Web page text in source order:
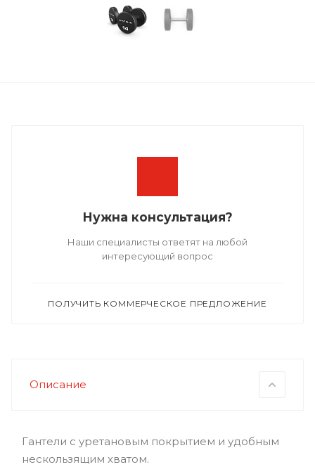
Нужна консультация?
Наши специалисты ответят на любой
интересующий вопрос
ПОЛУЧИТЬ КОММЕРЧЕСКОЕ ПРЕДЛОЖЕНИЕ
Описание
Гантели с уретановым покрытием и удобным
нескользящим хватом.